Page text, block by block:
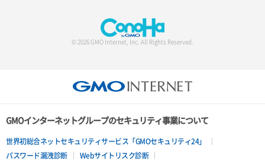
© 2026 GMO Internet, Inc. All Rights Reserved.
GMOインターネットグループのセキュリティ事業について
世界初総合ネットセキュリティサービス「GMOセキュリティ24」
パスワード漏洩診断
Webサイトリスク診断